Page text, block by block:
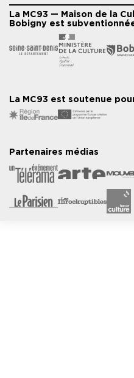
La MC93 — Maison de la
Bobigny est
La MC93 est soutenue
Partenaires médias